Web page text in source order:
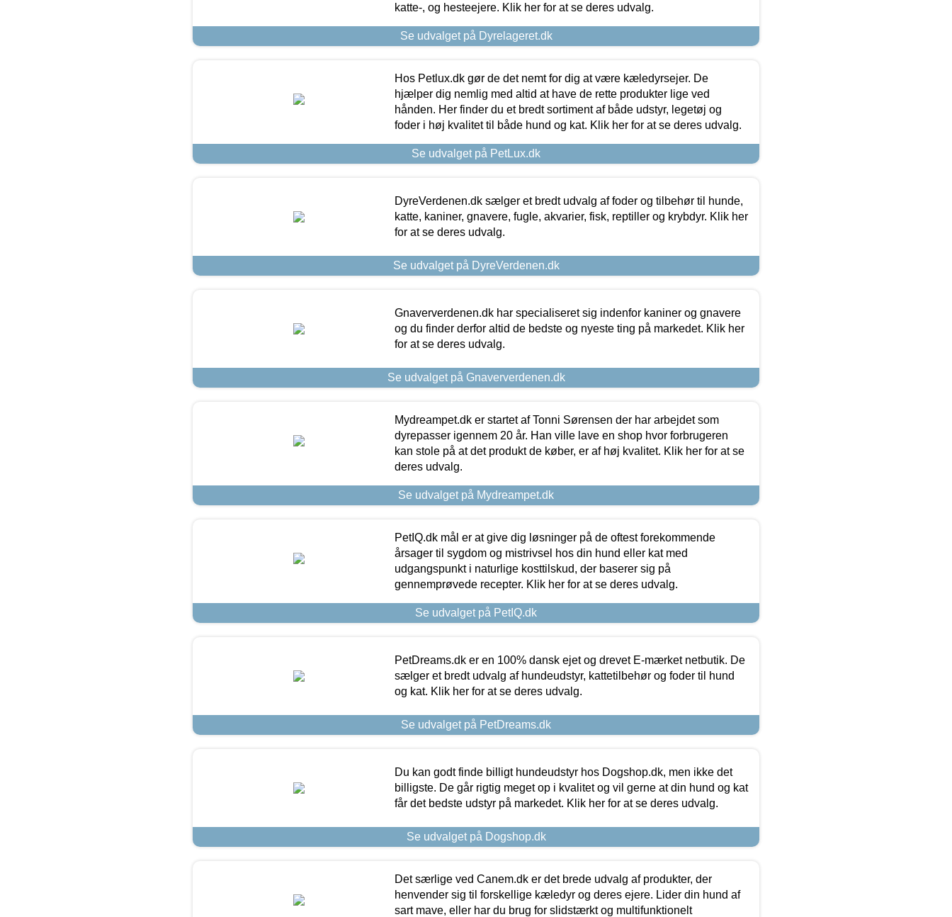
katte-, og hesteejere. Klik her for at se deres udvalg.
Se udvalget på Dyrelageret.dk
Hos Petlux.dk gør de det nemt for dig at være kæledyrsejer. De
hjælper dig nemlig med altid at have de rette produkter lige ved
hånden. Her finder du et bredt sortiment af både udstyr, legetøj og
foder i høj kvalitet til både hund og kat. Klik her for at se deres udvalg.
Se udvalget på PetLux.dk
DyreVerdenen.dk sælger et bredt udvalg af foder og tilbehør til hunde,
katte, kaniner, gnavere, fugle, akvarier, fisk, reptiller og krybdyr. Klik her
for at se deres udvalg.
Se udvalget på DyreVerdenen.dk
Gnaververdenen.dk har specialiseret sig indenfor kaniner og gnavere
og du finder derfor altid de bedste og nyeste ting på markedet. Klik her
for at se deres udvalg.
Se udvalget på Gnaververdenen.dk
Mydreampet.dk er startet af Tonni Sørensen der har arbejdet som
dyrepasser igennem 20 år. Han ville lave en shop hvor forbrugeren
kan stole på at det produkt de køber, er af høj kvalitet. Klik her for at se
deres udvalg.
Se udvalget på Mydreampet.dk
PetIQ.dk mål er at give dig løsninger på de oftest forekommende
årsager til sygdom og mistrivsel hos din hund eller kat med
udgangspunkt i naturlige kosttilskud, der baserer sig på
gennemprøvede recepter. Klik her for at se deres udvalg.
Se udvalget på PetIQ.dk
PetDreams.dk er en 100% dansk ejet og drevet E-mærket netbutik. De
sælger et bredt udvalg af hundeudstyr, kattetilbehør og foder til hund
og kat. Klik her for at se deres udvalg.
Se udvalget på PetDreams.dk
Du kan godt finde billigt hundeudstyr hos Dogshop.dk, men ikke det
billigste. De går rigtig meget op i kvalitet og vil gerne at din hund og kat
får det bedste udstyr på markedet. Klik her for at se deres udvalg.
Se udvalget på Dogshop.dk
Det særlige ved Canem.dk er det brede udvalg af produkter, der
henvender sig til forskellige kæledyr og deres ejere. Lider din hund af
sart mave, eller har du brug for slidstærkt og multifunktionelt